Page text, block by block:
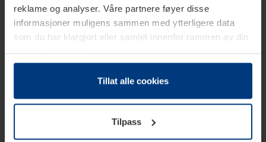
reklame og analyser. Våre partnere føyer disse
informasjoner muligens sammen med ytterligere data
som du har klargjort eller samlet innenfor rammen av din
bruk av tjenestene.
Etter loven kan vi lagre informasjonskapsler på din
datamaskin, hvis disse er absolutt nødvendig for drift av
trenger vi din tillatelse. Du kan når som helst endre eller
tilbakekalle ditt samtykke i forklaringen av
informasjonskapselen på sidenPersonvernerklæringpå
Tillat alle cookies
Tilpass